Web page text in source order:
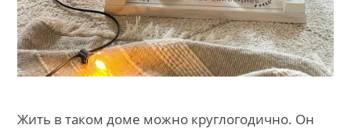
Жить в таком доме можно круглогодично. Он